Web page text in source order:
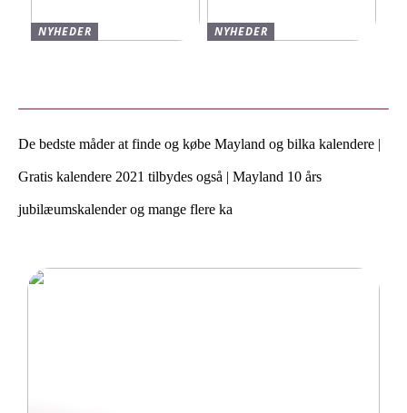
NYHEDER
NYHEDER
De bedste måder at finde og købe Mayland og bilka kalendere |
Gratis kalendere 2021 tilbydes også | Mayland 10 års
jubilæumskalender og mange flere ka